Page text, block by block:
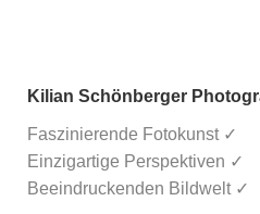
Kilian Schönberger
Faszinierende Fotokunst ✓
Einzigartige Perspektiven ✓
Beeindruckenden Bildwelt ✓